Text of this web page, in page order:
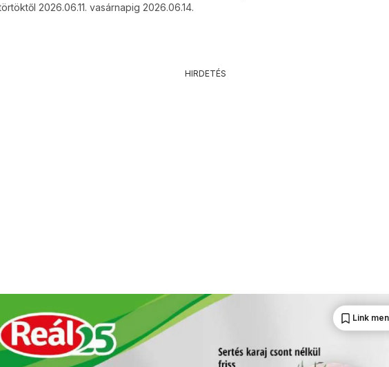
2026.06.11. vasárnapig 2026.06.14.
HIRDETÉS
Link